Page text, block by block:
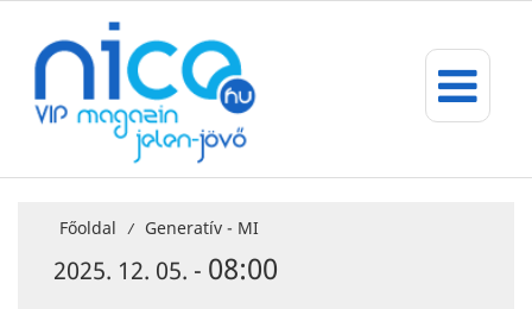
Főoldal / Generatív - MI
2025. 12. 05. - 08:00